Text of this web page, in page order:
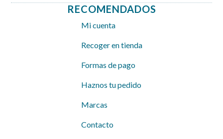
RECOMENDADOS
Mi cuenta
Recoger en tienda
Formas de pago
Haznos tu pedido
Marcas
Contacto